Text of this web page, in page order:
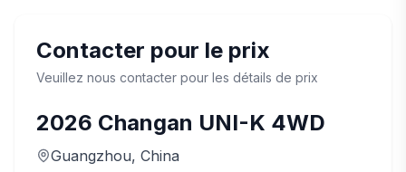
Contacter pour le prix
Veuillez nous contacter pour les détails de prix
2026 Changan UNI-K 4WD
Guangzhou, China